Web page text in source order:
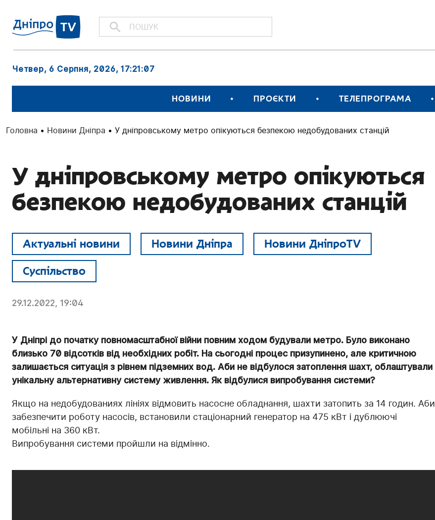
Четвер, 6 Серпня, 2026, 17:21:08
НОВИНИ ПРОЄКТИ ТЕЛЕПРОГРАМА
Головна • Новини Дніпра • У дніпровському метро опікуються безпекою недобудованих станцій
У дніпровському метро опікуються
безпекою недобудованих станцій
Актуальні новини Новини Дніпра Новини ДніпроTV
Суспільство
29.12.2022, 19:04
У Дніпрі до початку повномасштабної війни повним ходом будували метро. Було виконано
близько 70 відсотків від необхідних робіт. На сьогодні процес призупинено, але критичною
залишається ситуація з рівнем підземних вод. Аби не відбулося затоплення шахт, облаштували
унікальну альтернативну систему живлення. Як відбулися випробування системи?
Якщо на недобудованиях лініях відмовить насосне обладнання, шахти затопить за 14 годин. Аби
забезпечити роботу насосів, встановили стаціонарний генератор на 475 кВт і дублюючі
мобільні на 360 кВт.
Випробування системи пройшли на відмінно.